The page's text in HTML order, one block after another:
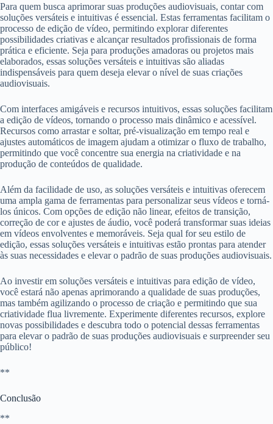
Para quem busca aprimorar suas produções audiovisuais, contar com
soluções versáteis e intuitivas é essencial. Estas ferramentas facilitam o
processo de edição de vídeo, permitindo explorar diferentes
possibilidades criativas e alcançar resultados profissionais de forma
prática e eficiente. Seja para produções amadoras ou projetos mais
elaborados, essas soluções versáteis e intuitivas são aliadas
indispensáveis para quem deseja elevar o nível de suas criações
audiovisuais.
Com interfaces amigáveis e recursos intuitivos, essas soluções facilitam
a edição de vídeos, tornando o processo mais dinâmico e acessível.
Recursos como arrastar e soltar, pré-visualização em tempo real e
ajustes automáticos de imagem ajudam a otimizar o fluxo de trabalho,
permitindo que você concentre sua energia na criatividade e na
produção de conteúdos de qualidade.
Além da facilidade de uso, as soluções versáteis e intuitivas oferecem
uma ampla gama de ferramentas para personalizar seus vídeos e torná-
los únicos. Com opções de edição não linear, efeitos de transição,
correção de cor e ajustes de áudio, você poderá transformar suas ideias
em vídeos envolventes e memoráveis. Seja qual for seu estilo de
edição, essas soluções versáteis e intuitivas estão prontas para atender
às suas necessidades e elevar o padrão de suas produções audiovisuais.
Ao investir em soluções versáteis e intuitivas para edição de vídeo,
você estará não apenas aprimorando a qualidade de suas produções,
mas também agilizando o processo de criação e permitindo que sua
criatividade flua livremente. Experimente diferentes recursos, explore
novas possibilidades e descubra todo o potencial dessas ferramentas
para elevar o padrão de suas produções audiovisuais e surpreender seu
público!
**
Conclusão
**